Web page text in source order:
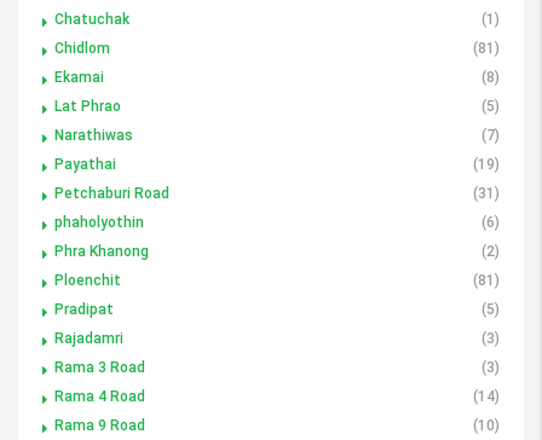
Chatuchak
(1)
Chidlom
(81)
Ekamai
(8)
Lat Phrao
(5)
Narathiwas
(7)
Payathai
(19)
Petchaburi Road
(31)
phaholyothin
(6)
Phra Khanong
(2)
Ploenchit
(81)
Pradipat
(5)
Rajadamri
(3)
Rama 3 Road
(3)
Rama 4 Road
(14)
Rama 9 Road
(10)